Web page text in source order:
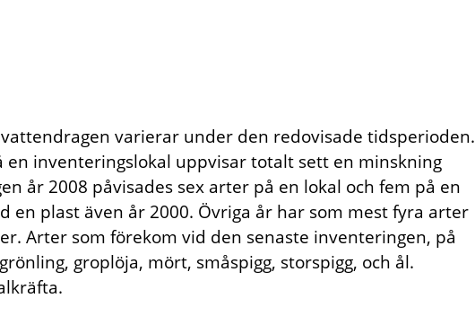
varierar under den redovisade tidsperioden.
inventeringslokal uppvisar totalt sett en minskning
år 2008 påvisades sex arter på en lokal och fem på en
en plast även år 2000. Övriga år har som mest fyra arter
Arter som förekom vid den senaste inventeringen, på
groplöja, mört, småspigg, storspigg, och ål.